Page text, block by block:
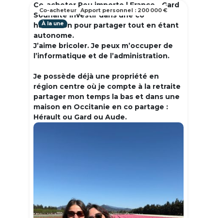
Co-acheter Peu importe | France - Gard
Souhaite investir dans une co
habitation pour partager tout en étant
autonome.
J’aime bricoler. Je peux m’occuper de
l’informatique et de l’administration.
Je possède déjà une propriété en
région centre où je compte à la retraite
partager mon temps la bas et dans une
maison en Occitanie en co partage :
Hérault ou Gard ou Aude.
À la une
Co-acheteur Apport personnel : 200 000 €